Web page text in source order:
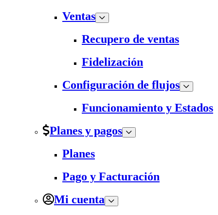
Ventas
Recupero de ventas
Fidelización
Configuración de flujos
Funcionamiento y Estados
Planes y pagos
Planes
Pago y Facturación
Mi cuenta